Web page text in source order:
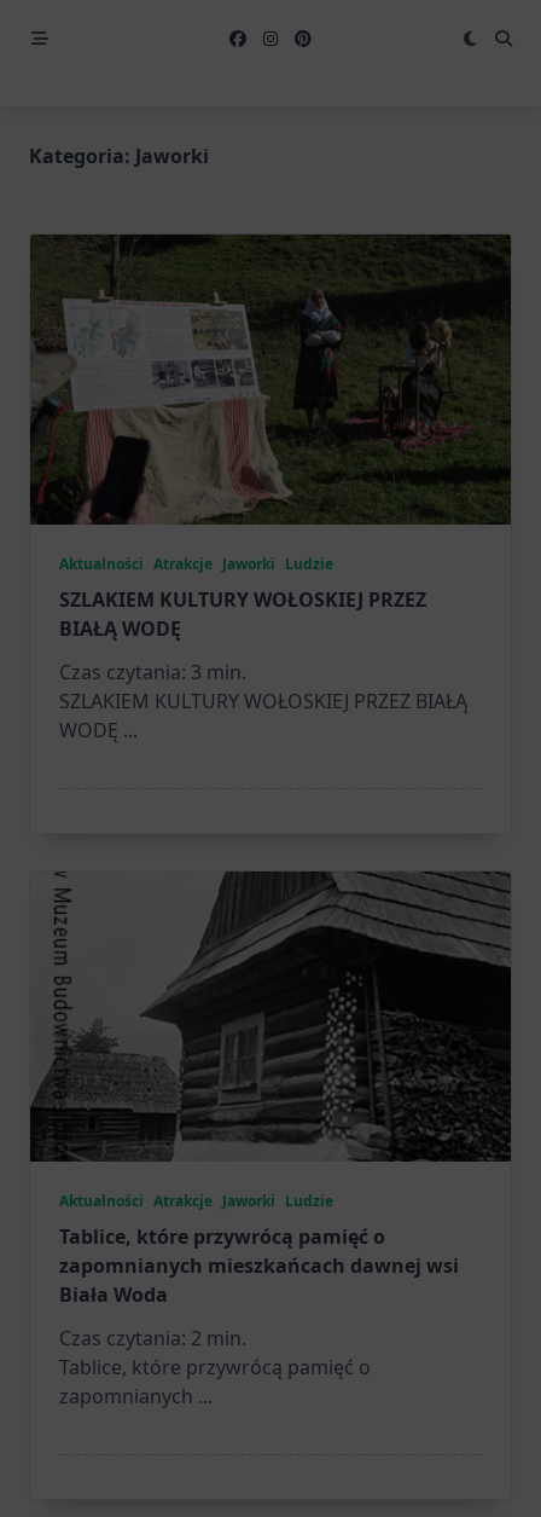
Kategoria: Jaworki
Aktualności Atrakcje Jaworki Ludzie
SZLAKIEM KULTURY WOŁOSKIEJ PRZEZ
BIAŁĄ WODĘ
Czas czytania: 3 min.
SZLAKIEM KULTURY WOŁOSKIEJ PRZEZ BIAŁĄ
WODĘ ...
Aktualności Atrakcje Jaworki Ludzie
Tablice, które przywrócą pamięć o
zapomnianych mieszkańcach dawnej wsi
Biała Woda
Czas czytania: 2 min.
Tablice, które przywrócą pamięć o
zapomnianych ...